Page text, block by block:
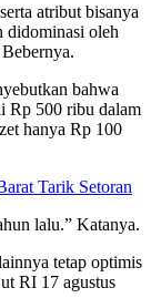
atribut bisanya
didominasi oleh
bahwa
Rp 500 ribu dalam
hanya Rp 100
Tarik Setoran
lalu.” Katanya.
tetap optimis
RI 17 agustus